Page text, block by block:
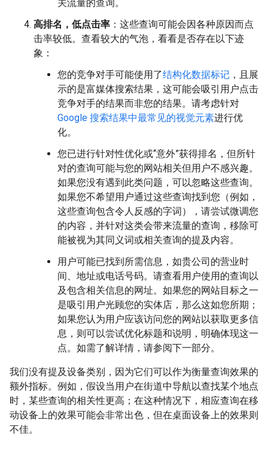
关流量的查询。
高排名，低点击率 ：这些查询可能会因各种原因而点
击率较低。查看较大的气泡，看看是否存在以下迹
象：
您的竞争对手可能使用了结构化数据标记 ，且展
示的是富媒体搜索结果，这可能会吸引用户点击
竞争对手的结果而非您的结果。请考虑针对
Google 搜索结果中最常见的视觉元素进行优
化。
您已进行针对性优化或“意外”获得排名，但所针
对的查询可能与您的网站相关但用户不感兴趣。
如果您没有遇到此类问题，可以忽略这些查询。
如果您不希望用户通过这些查询找到您（例如，
这些查询包含令人反感的字词），请尝试微调您
的内容，并针对这类会带来流量的查询，移除可
能被视为其同义词或相关查询的提及内容。
用户可能已找到所需信息，如贵公司的营业时
间、地址或电话号码。请查看用户使用的查询以
及包含相关信息的网址。如果您的网站目标之一
是吸引用户光顾您的实体店，那么这如您所期；
如果您认为用户应该访问您的网站以获取更多信
息，则可以尝试优化标题和说明，明确体现这一
点。如需了解详情，请参阅下一部分。
我们没有提及设备类别，因为它们可以作为衡量查询效果的
额外指标。例如，假设当用户在街道中导航以查找某个地点
时，某些查询的相关性更高；在这种情况下，相应查询在移
动设备上的效果可能会非常出色，但在桌面设备上的效果则
不佳。